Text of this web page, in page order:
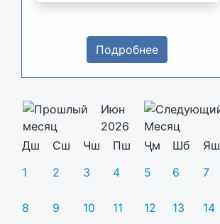
Подробнее
Июн
2026
Дш
Сш Чш Пш Ҷм Шб
Яш
1
2 3 4 5 6 7
8 9 10 11 12 13 14